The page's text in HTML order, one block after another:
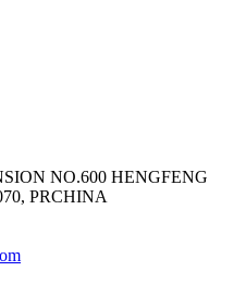
NO.600 HENGFENG
PRCHINA